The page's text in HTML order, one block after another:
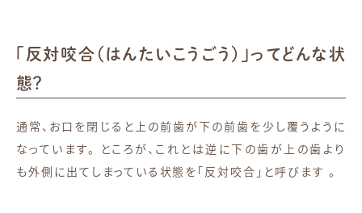
「反対咬合（はんたいこうごう）」ってどんな状
態？
通常、お口を閉じると上の前歯が下の前歯を少し覆うように
なっています。
ところが、これとは逆に下の歯が上の歯より
も外側に出てしまっている状態を「反対咬合」と呼びます 。